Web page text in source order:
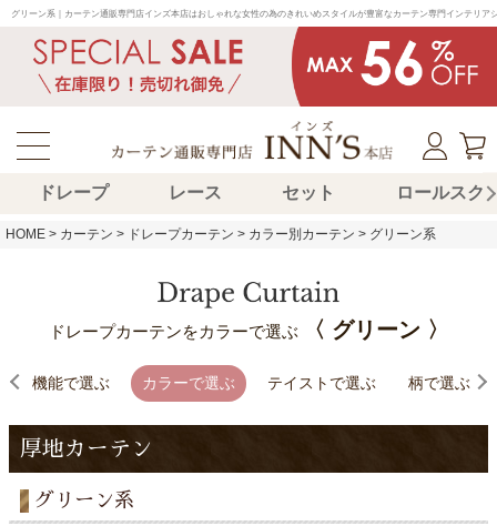
グリーン系｜カーテン通販専門店インズ本店はおしゃれな女性の為のきれいめスタイルが豊富なカーテン専門インテリア
ドレープ レース セット ロールスク
HOME カーテン ドレープカーテン カラー別カーテン グリーン系
ドレープカーテンをカラーで選ぶ 〈 グリーン 〉
機能で選ぶ カラーで選ぶ テイストで選ぶ 柄で選ぶ
厚地カーテン
グリーン系